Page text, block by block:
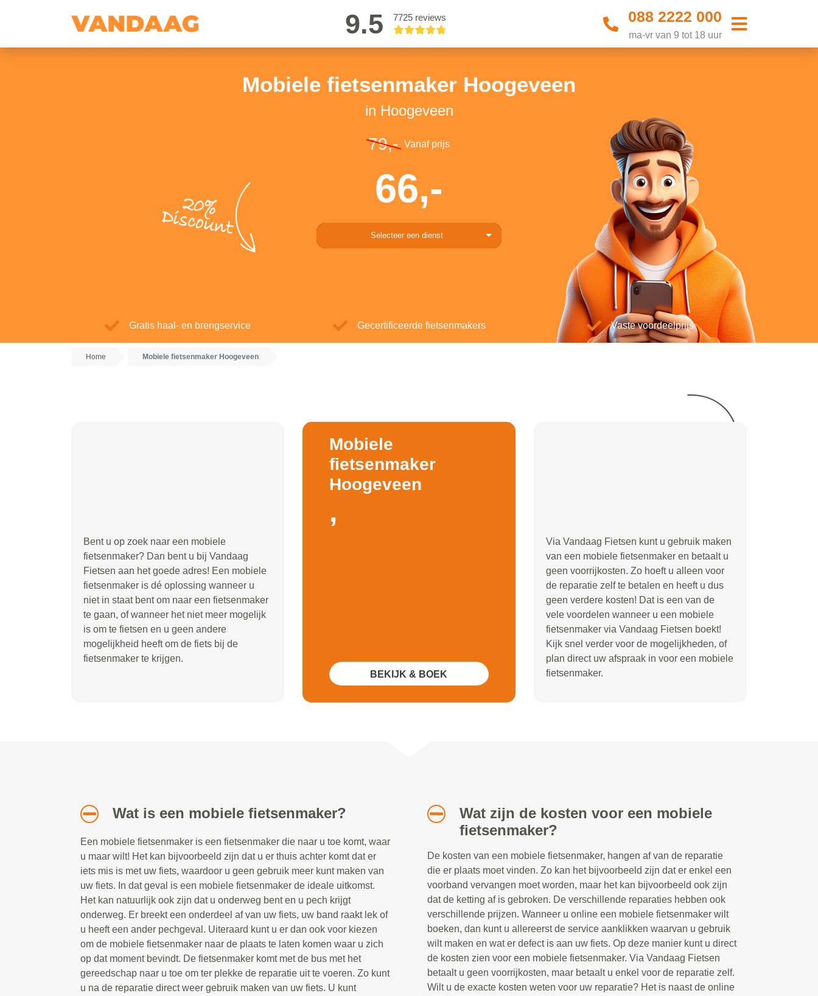
9.5 7725 reviews 088 2222 000
ma-vr van 9 tot 18 uur
Mobiele fietsenmaker Hoogeveen
in Hoogeveen
20%
Discount
79,- Vanaf prijs
66,-
Selecteer een dienst
Gratis haal- en brengservice Gecertificeerde fietsenmakers Vaste voordeelprijs
Home Mobiele fietsenmaker Hoogeveen
Bent u op zoek naar een mobiele
fietsenmaker? Dan bent u bij Vandaag
Fietsen aan het goede adres! Een mobiele
fietsenmaker is dé oplossing wanneer u
niet in staat bent om naar een fietsenmaker
te gaan, of wanneer het niet meer mogelijk
is om te fietsen en u geen andere
mogelijkheid heeft om de fiets bij de
fietsenmaker te krijgen.
Mobiele
fietsenmaker
Hoogeveen
,
BEKIJK & BOEK
Via Vandaag Fietsen kunt u gebruik maken
van een mobiele fietsenmaker en betaalt u
geen voorrijkosten. Zo hoeft u alleen voor
de reparatie zelf te betalen en heeft u dus
geen verdere kosten! Dat is een van de
vele voordelen wanneer u een mobiele
fietsenmaker via Vandaag Fietsen boekt!
Kijk snel verder voor de mogelijkheden, of
plan direct uw afspraak in voor een mobiele
fietsenmaker.
Wat is een mobiele fietsenmaker?
Een mobiele fietsenmaker is een fietsenmaker die naar u toe komt, waar
u maar wilt! Het kan bijvoorbeeld zijn dat u er thuis achter komt dat er
iets mis is met uw fiets, waardoor u geen gebruik meer kunt maken van
uw fiets. In dat geval is een mobiele fietsenmaker de ideale uitkomst.
Het kan natuurlijk ook zijn dat u onderweg bent en u pech krijgt
onderweg. Er breekt een onderdeel af van uw fiets, uw band raakt lek of
u heeft een ander pechgeval. Uiteraard kunt u er dan ook voor kiezen
om de mobiele fietsenmaker naar de plaats te laten komen waar u zich
op dat moment bevindt. De fietsenmaker komt met de bus met het
gereedschap naar u toe om ter plekke de reparatie uit te voeren. Zo kunt
u na de reparatie direct weer gebruik maken van uw fiets. U kunt
Wat zijn de kosten voor een mobiele
fietsenmaker?
De kosten van een mobiele fietsenmaker, hangen af van de reparatie
die er plaats moet vinden. Zo kan het bijvoorbeeld zijn dat er enkel een
voorband vervangen moet worden, maar het kan bijvoorbeeld ook zijn
dat de ketting af is gebroken. De verschillende reparaties hebben ook
verschillende prijzen. Wanneer u online een mobiele fietsenmaker wilt
boeken, dan kunt u allereerst de service aanklikken waarvan u gebruik
wilt maken en wat er defect is aan uw fiets. Op deze manier kunt u direct
de kosten zien voor een mobiele fietsenmaker. Via Vandaag Fietsen
betaalt u geen voorrijkosten, maar betaalt u enkel voor de reparatie zelf.
Wilt u de exacte kosten weten voor uw reparatie? Het is naast de online